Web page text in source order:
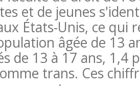
et de jeunes
États-Unis, ce qui
âgée de 13
de 13 à 17 ans, 1,4
trans. Ces